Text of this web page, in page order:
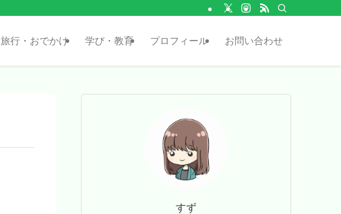
旅行・おでかけ 学び・教育 プロフィール お問い合わせ
すず